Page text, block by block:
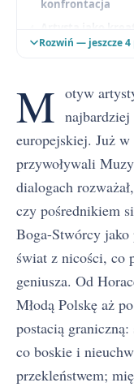
konfrontacja
tworzenia
Artysta ironiczny
postmodernizm
Konteksty
Symbole
Rozwiń — jeszcze
M otyw
najbardziej
europejskiej. Już
przywoływali
dialogach
czy pośrednikiem
Boga-Stwórcy jako
świat z nicości, co
geniusza. Od
Młodą Polskę aż
postacią
co boskie i
przekleństwem;